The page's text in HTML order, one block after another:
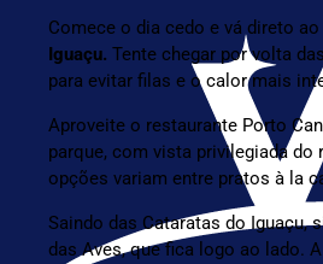
Comece o dia cedo e vá direto ao
Iguaçu. Tente chegar por volta
para evitar filas e o calor mais
Aproveite o restaurante Porto
parque, com vista privilegiada do
opções variam entre pratos à la
Saindo das Cataratas do Iguaçu,
das Aves, que fica logo ao lado.